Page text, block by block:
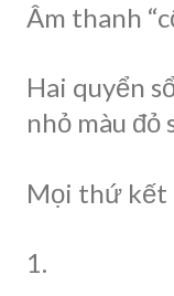
Âm thanh
Hai quyển
nhỏ màu đỏ
Mọi thứ kết
1.